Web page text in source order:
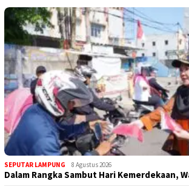
SEPUTAR LAMPUNG 8 Agustus 2026
Dalam Rangka Sambut Hari Kemerdekaan,